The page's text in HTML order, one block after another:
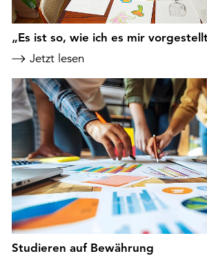
„Es ist so, wie ich es mir
Jetzt lesen
Studieren auf Bewährung